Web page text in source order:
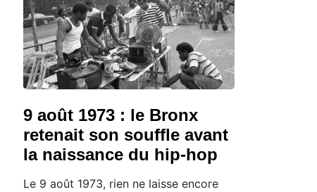
9 août 1973 : le Bronx
retenait son souffle avant
la naissance du hip-hop
Le 9 août 1973, rien ne laisse encore